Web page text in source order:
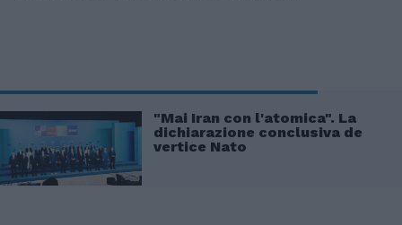
"Mai Iran con l'atomica". La
dichiarazione conclusiva de
vertice Nato